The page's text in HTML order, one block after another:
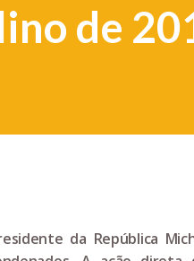
de
da República